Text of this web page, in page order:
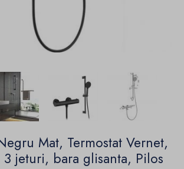
Mat, Termostat Vernet,
jeturi, bara glisanta, Pilos